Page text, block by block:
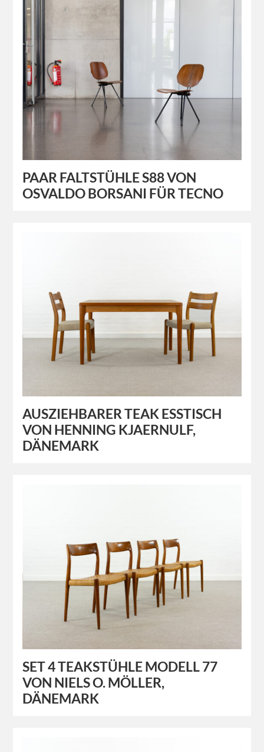
PAAR FALTSTÜHLE S88 VON
OSVALDO BORSANI FÜR TECNO
AUSZIEHBARER TEAK ESSTISCH
VON HENNING KJAERNULF,
DÄNEMARK
SET 4 TEAKSTÜHLE MODELL 77
VON NIELS O. MÖLLER,
DÄNEMARK